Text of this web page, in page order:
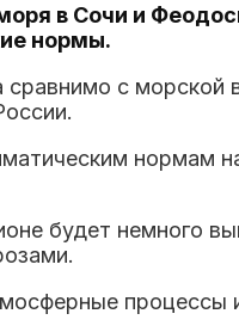
в Сочи и
нормы.
с морской
нормам
будет немного
процессы